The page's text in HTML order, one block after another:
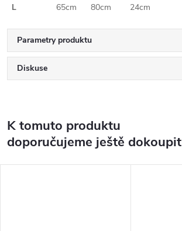
L 65cm 80cm 24cm
Parametry produktu
Diskuse
K tomuto produktu
doporučujeme ještě dokoupit